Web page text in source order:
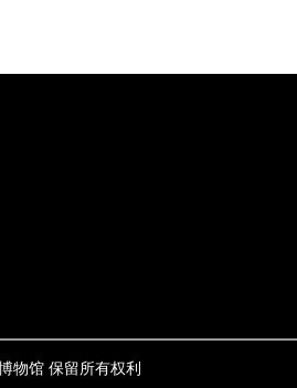
物馆 保留所有权利